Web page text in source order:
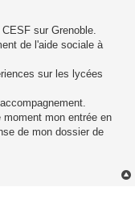
sur Grenoble.
de l'aide sociale à
sur les lycées
mon entrée en
de mon dossier de